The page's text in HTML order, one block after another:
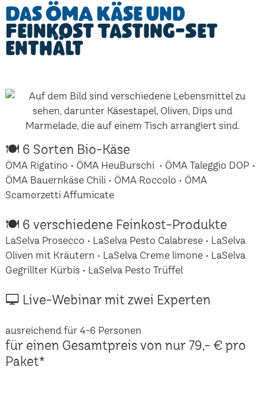
Das ÖMA Käse und
Feinkost Tasting-Set
enthält
🍽 6 Sorten Bio-Käse
ÖMA Rigatino • ÖMA HeuBurschi • ÖMA Taleggio DOP •
ÖMA Bauernkäse Chili • ÖMA Roccolo • ÖMA
Scamorzetti Affumicate
🍽 6 verschiedene Feinkost-Produkte
LaSelva Prosecco • LaSelva Pesto Calabrese • LaSelva
Oliven mit Kräutern • LaSelva Creme limone • LaSelva
Gegrillter Kürbis • LaSelva Pesto Trüffel
🖵 Live-Webinar mit zwei Experten
ausreichend für 4-6 Personen
für einen Gesamtpreis von nur 79,- € pro
Paket*